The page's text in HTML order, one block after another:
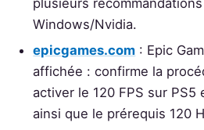
Windows/Nvidia.
epicgames.com : Epic
affichée : confirme la
activer le 120 FPS sur PS5
ainsi que le prérequis 120